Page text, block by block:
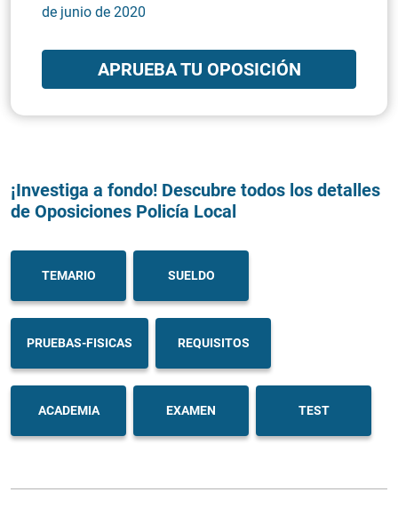
de junio de 2020
APRUEBA TU OPOSICIÓN
¡Investiga a fondo! Descubre todos los detalles
de Oposiciones Policía Local
TEMARIO SUELDO
PRUEBAS-FISICAS REQUISITOS
ACADEMIA EXAMEN TEST